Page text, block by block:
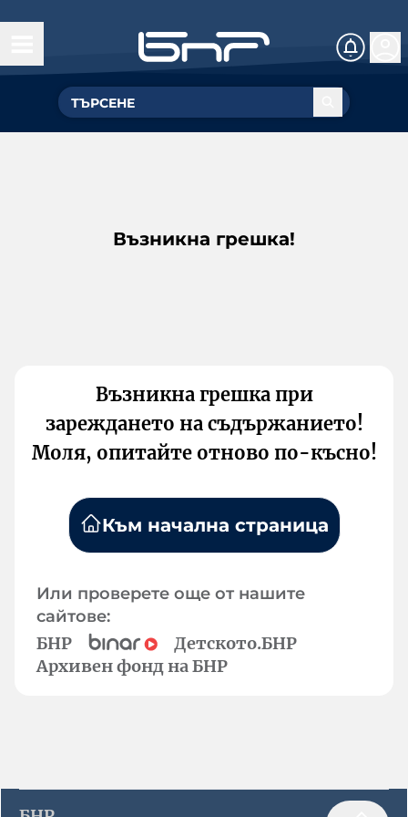
Възникна грешка!
Възникна грешка при
зареждането на съдържанието!
Моля, опитайте отново по-късно!
Към начална страница
Или проверете още от нашите
сайтове:
БНР
Детското.БНР
Архивен фонд на БНР